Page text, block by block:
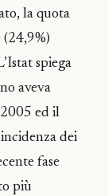
la quota
(24,9%)
spiega
aveva
ed il
dei
fase
più